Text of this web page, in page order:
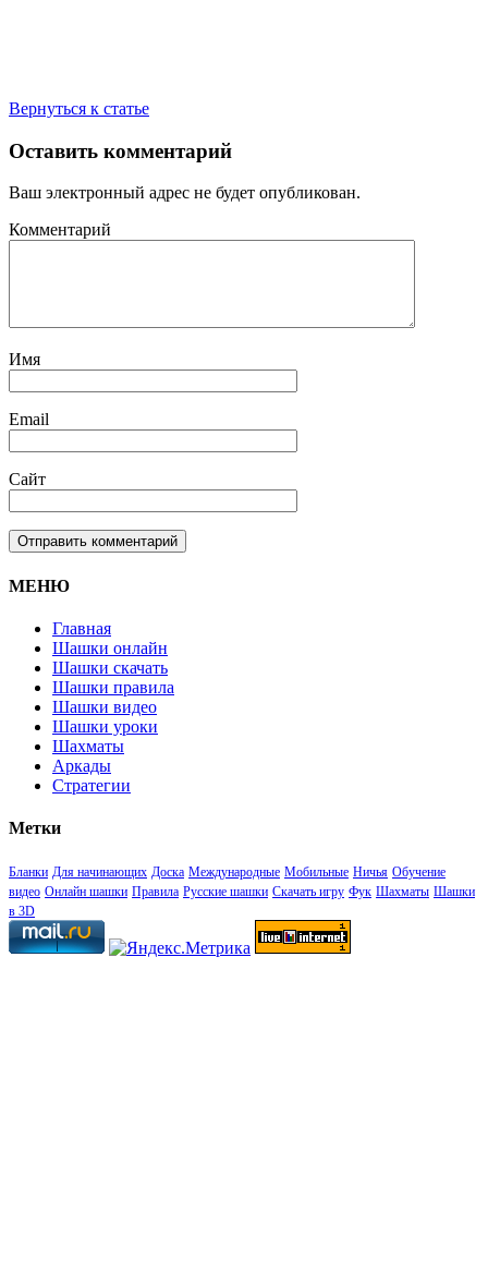
Вернуться к статье
Оставить комментарий
Ваш электронный адрес не будет опубликован.
Комментарий
Имя
Email
Сайт
МЕНЮ
Главная
Шашки онлайн
Шашки скачать
Шашки правила
Шашки видео
Шашки уроки
Шахматы
Аркады
Стратегии
Метки
Бланки Для начинающих Доска Международные Мобильные Ничья Обучение
видео Онлайн шашки Правила Русские шашки Скачать игру Фук Шахматы Шашки
в 3D